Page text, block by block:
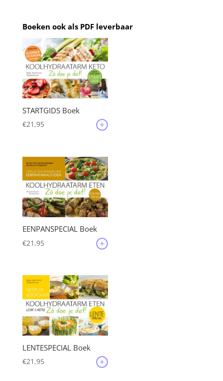
Boeken ook als PDF leverbaar
STARTGIDS Boek
€21,95
EENPANSPECIAL Boek
€21,95
LENTESPECIAL Boek
€21,95